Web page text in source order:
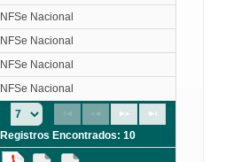
NFSe Nacional
NFSe Nacional
NFSe Nacional
NFSe Nacional
Registros Encontrados: 10